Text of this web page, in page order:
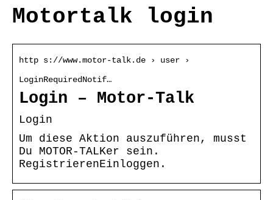
Motortalk login
http s://www.motor-talk.de › user ›
LoginRequiredNotif…
Login – Motor-Talk
Login
Um diese Aktion auszuführen, musst
Du MOTOR-TALKer sein.
RegistrierenEinloggen.